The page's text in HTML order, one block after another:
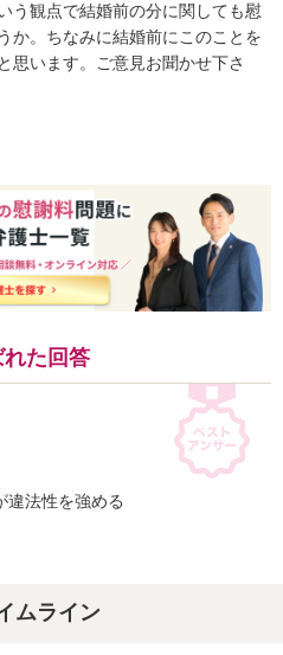
う観点で結婚前の分に関しても慰
か。ちなみに結婚前にこのことを
思います。ご意見お聞かせ下さ
た回答
違法性を強める
ムライン